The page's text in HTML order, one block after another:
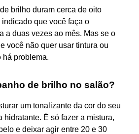
brilho duram cerca de oito
indicado que você faça o
a duas vezes ao mês. Mas se o
você não quer usar tintura ou
há problema.
de brilho no salão?
um tonalizante da cor do seu
hidratante. É só fazer a mistura,
e deixar agir entre 20 e 30